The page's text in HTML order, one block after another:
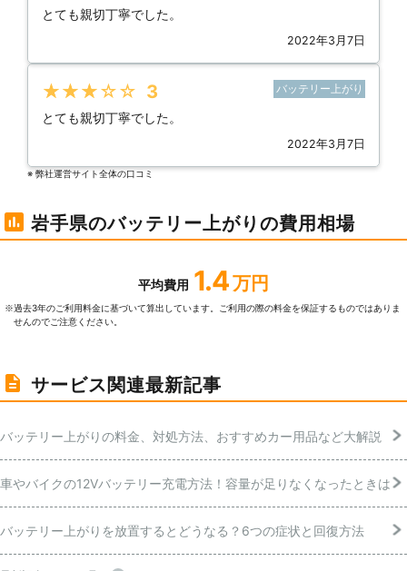
とても親切丁寧でした。
2022年3月7日
★★★★★ 3 バッテリー上がり
とても親切丁寧でした。
2022年3月7日
※ 弊社運営サイト全体の⼝コミ
岩手県のバッテリー上がりの費用相場
平均費用 1.4 万円
※過去3年のご利⽤料⾦に基づいて算出しています。ご利⽤の際の料⾦を保証するものではありま
せんのでご注意ください。
サービス関連最新記事
バッテリー上がりの料金、対処方法、おすすめカー用品など大解説
車やバイクの12Vバッテリー充電方法！容量が足りなくなったときは
バッテリー上がりを放置するとどうなる？6つの症状と回復方法